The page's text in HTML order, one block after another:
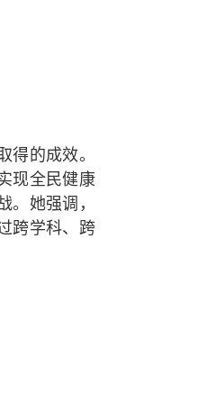
的成效。
现全民健康
她强调，
跨学科、跨